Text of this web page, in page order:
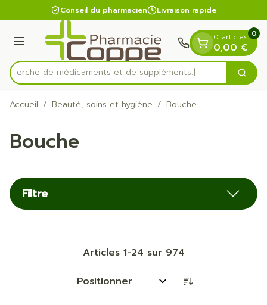
Aller au contenu
1 de 1Conseil du pharmacien Livraison rapide
Menu
Rechercher
Recherche de médicament
0 articles
0,00 €
0
Accueil / Beauté, soins et hygiène / Bouche
Bouche
Filtre
Articles 1-24 sur 974
Trier par: